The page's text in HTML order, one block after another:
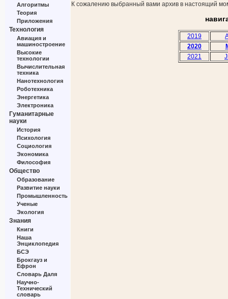
Алгоритмы
Теория
Приложения
Технология
Авиация и
машиностроение
Высокие
технологии
Вычислительная
техника
Нанотехнология
Роботехника
Энергетика
Электроника
Гуманитарные
науки
История
Психология
Социология
Экономика
Философия
Общество
Образование
Развитие науки
Промышленность
Ученые
Экология
Знания
Книги
Наша
Энциклопедия
БСЭ
Брокгауз и
Ефрон
Словарь Даля
Научно-
Технический
словарь
К сожалению выбранный вами архив в настоящий
2019
2020
2021